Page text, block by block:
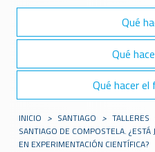
Qué
Qué
Qué hacer
INICIO > SANTIAGO > TALLERES
SANTIAGO DE COMPOSTELA.
EN EXPERIMENTACIÓN CIENTÍFICA?